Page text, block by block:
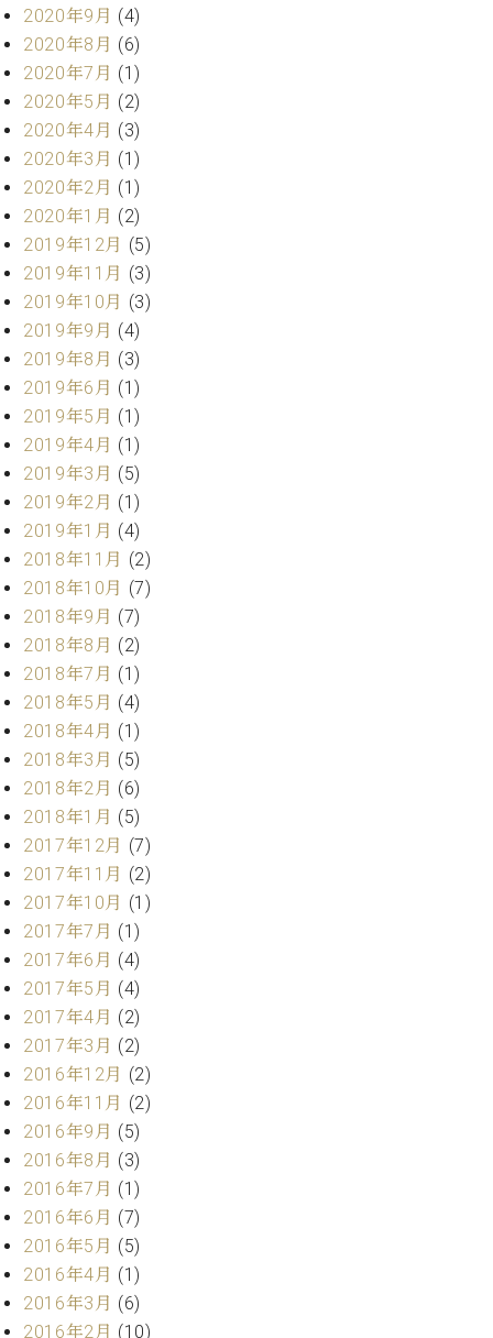
ュ
タ
イ
ン
デ
ジ
タ
ル)
ベ
ン
ト
情
報
王
子
工
房
ブ
ロ
ア
ク
セ
ス
お
い
合
わ
せ
ア
ー
テ
ィ
ス
ト
カ
ス
タ
マ
ー
サ
ビ
ス
(
調
律
)
ア
フ
タ
サ
ー
ビ
ス
(調
律)
2020年9月 (4)
2020年8月 (6)
2020年7月 (1)
2020年5月 (2)
2020年4月 (3)
2020年3月 (1)
2020年2月 (1)
2020年1月 (2)
2019年12月 (5)
2019年11月 (3)
2019年10月 (3)
2019年9月 (4)
2019年8月 (3)
2019年6月 (1)
2019年5月 (1)
2019年4月 (1)
2019年3月 (5)
2019年2月 (1)
2019年1月 (4)
2018年11月 (2)
2018年10月 (7)
2018年9月 (7)
2018年8月 (2)
2018年7月 (1)
2018年5月 (4)
2018年4月 (1)
2018年3月 (5)
2018年2月 (6)
2018年1月 (5)
2017年12月 (7)
2017年11月 (2)
2017年10月 (1)
2017年7月 (1)
2017年6月 (4)
2017年5月 (4)
2017年4月 (2)
2017年3月 (2)
2016年12月 (2)
2016年11月 (2)
2016年9月 (5)
2016年8月 (3)
2016年7月 (1)
2016年6月 (7)
2016年5月 (5)
2016年4月 (1)
2016年3月 (6)
2016年2月 (10)